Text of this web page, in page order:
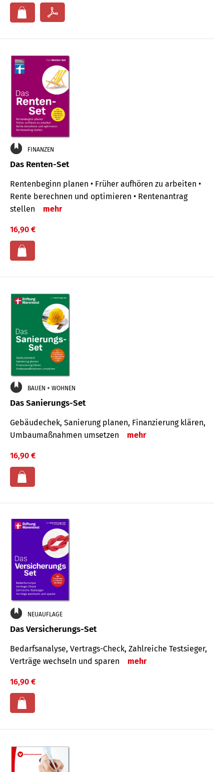
FINANZEN
Das Renten-Set
Rentenbeginn planen • Früher aufhören zu arbeiten •
Rente berechnen und optimieren • Rentenantrag
stellen
mehr
16,90 €
BAUEN + WOHNEN
Das Sanierungs-Set
Gebäudechek, Sanierung planen, Finanzierung klären,
Umbaumaßnahmen umsetzen
mehr
16,90 €
NEUAUFLAGE
Das Versicherungs-Set
Bedarfsanalyse, Vertrags-Check, Zahlreiche Testsieger,
Verträge wechseln und sparen
mehr
16,90 €